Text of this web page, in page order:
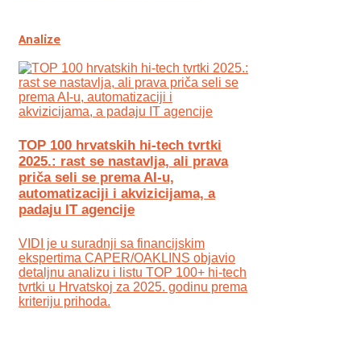
Analize
TOP 100 hrvatskih hi-tech tvrtki
2025.: rast se nastavlja, ali prava
priča seli se prema AI-u,
automatizaciji i akvizicijama, a
padaju IT agencije
VIDI je u suradnji sa financijskim
ekspertima CAPER/OAKLINS objavio
detaljnu analizu i listu TOP 100+ hi-tech
tvrtki u Hrvatskoj za 2025. godinu prema
kriteriju prihoda.